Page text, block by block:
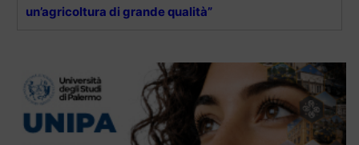
un’agricoltura di grande qualità”